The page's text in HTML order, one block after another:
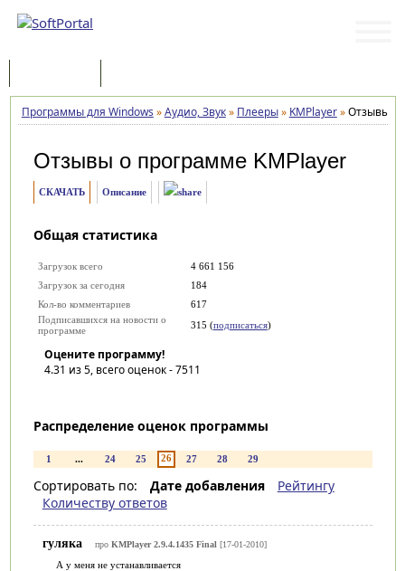
Программы для Windows »Аудио, Звук» Плееры» KMPlayer»Отзывы
Отзывы о программе KMPlayer
СКАЧАТЬ Описание
Общая статистика
Загрузок всего
4 661 156
Загрузок за сегодня
184
Кол-во комментариев
617
Подписавшихся на новости о
программе
315 (подписаться)
Оцените программу!
4.31 из 5, всего оценок -7511
Распределение оценок программы
1 ... 24 25 26 27 28 29
Сортировать по: Дате добавления
Рейтингу
Количеству ответов
гуляка про KMPlayer 2.9.4.1435 Final [17-01-2010]
А у меня не устанавливается